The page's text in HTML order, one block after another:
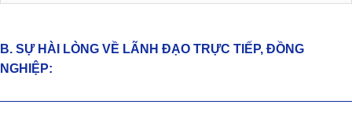
B. SỰ HÀI LÒNG VỀ LÃNH ĐẠO TRỰC TIẾP, ĐỒNG
NGHIỆP: